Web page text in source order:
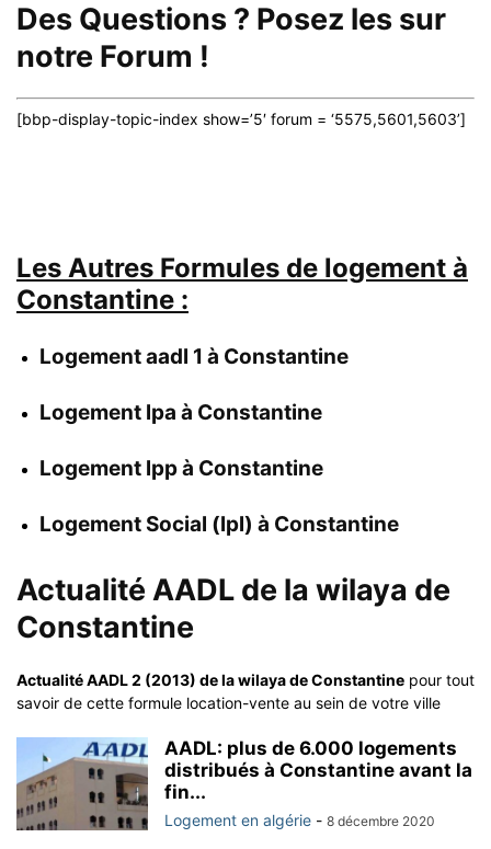
Des Questions ? Posez les sur
notre Forum !
[bbp-display-topic-index show=’5′ forum = ‘5575,5601,5603’]
Les Autres Formules de logement à
Constantine :
Logement aadl 1 à Constantine
Logement lpa à Constantine
Logement lpp à Constantine
Logement Social (lpl) à Constantine
Actualité AADL de la wilaya de
Constantine
Actualité AADL 2 (2013) de la wilaya de Constantine pour tout
savoir de cette formule location-vente au sein de votre ville
AADL: plus de 6.000 logements
distribués à Constantine avant la
fin...
Logement en algérie - 8 décembre 2020